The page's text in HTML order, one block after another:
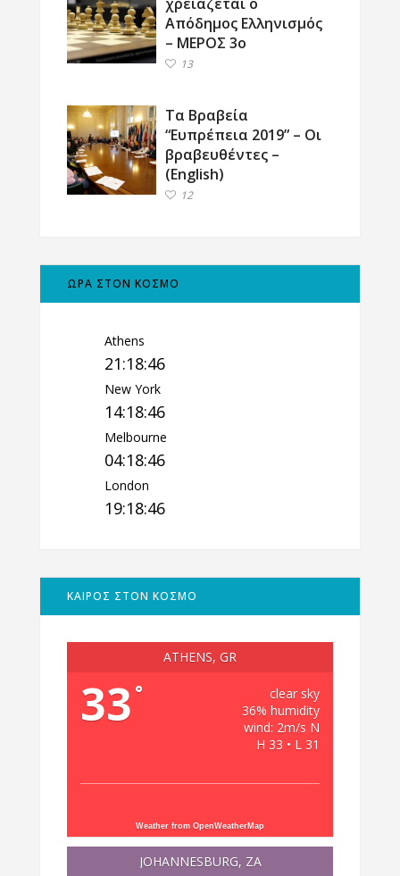
Απόδημος Ελληνισμός
– ΜΕΡΟΣ 3ο
13
Τα Βραβεία
“Ευπρέπεια 2019” – Οι
βραβευθέντες –
(English)
12
ΩΡΑ ΣΤΟΝ ΚΟΣΜΟ
Athens
21:18:46
New York
14:18:46
Melbourne
04:18:46
London
19:18:46
ΚΑΙΡΟΣ ΣΤΟΝ ΚΟΣΜΟ
ATHENS, GR
33 °
clear sky
36% humidity
wind: 2m/s N
H 33 • L 31
Weather from OpenWeatherMap
JOHANNESBURG, ZA